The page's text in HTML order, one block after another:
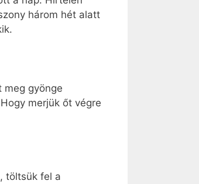
három hét alatt
gyönge
merjük őt végre
töltsük fel a